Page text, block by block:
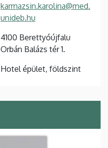
karmazsin.karolina@med.
unideb.hu
4100 Berettyóújfalu
Orbán Balázs tér 1.
Hotel épület, földszint